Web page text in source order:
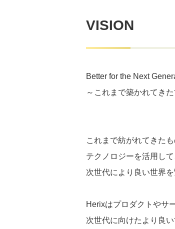
VISION
Better for the Next
～これまで築かれてき
これまで紡がれてきた
テクノロジーを活用して
次世代により良い世界を
Herixはプロダクトやサ
次世代に向けたより良い